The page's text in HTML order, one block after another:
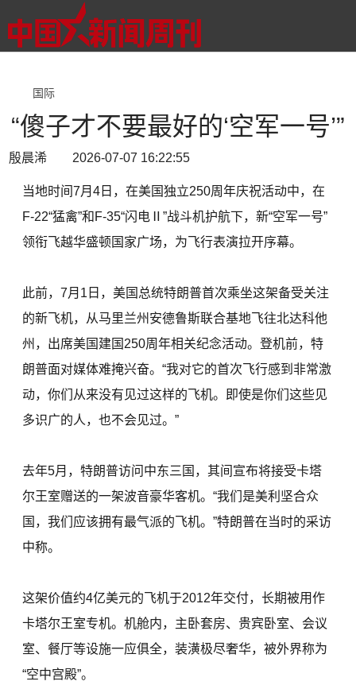
国际
“傻子才不要最好的‘空军一号’”
殷晨浠 2026-07-07 16:22:55
当地时间7月4日，在美国独立250周年庆祝活动中，在
F-22“猛禽”和F-35“闪电Ⅱ”战斗机护航下，新“空军一号”
领衔飞越华盛顿国家广场，为飞行表演拉开序幕。
此前，7月1日，美国总统特朗普首次乘坐这架备受关注
的新飞机，从马里兰州安德鲁斯联合基地飞往北达科他
州，出席美国建国250周年相关纪念活动。登机前，特
朗普面对媒体难掩兴奋。“我对它的首次飞行感到非常激
动，你们从来没有见过这样的飞机。即使是你们这些见
多识广的人，也不会见过。”
去年5月，特朗普访问中东三国，其间宣布将接受卡塔
尔王室赠送的一架波音豪华客机。“我们是美利坚合众
国，我们应该拥有最气派的飞机。”特朗普在当时的采访
中称。
这架价值约4亿美元的飞机于2012年交付，长期被用作
卡塔尔王室专机。机舱内，主卧套房、贵宾卧室、会议
室、餐厅等设施一应俱全，装潢极尽奢华，被外界称为
“空中宫殿”。